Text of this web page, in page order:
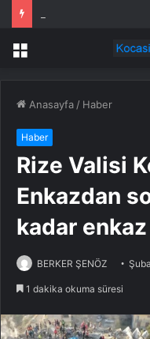
Menü
Anasayfa / Haber
Haber
Rize Valisi
Enkazdan
kadar enkaz
BERKER ŞENÖZ
1 dakika okuma süresi